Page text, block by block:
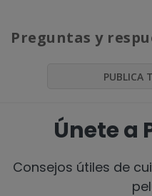
Preguntas y
PUBLICA
Únete a
Consejos útiles de